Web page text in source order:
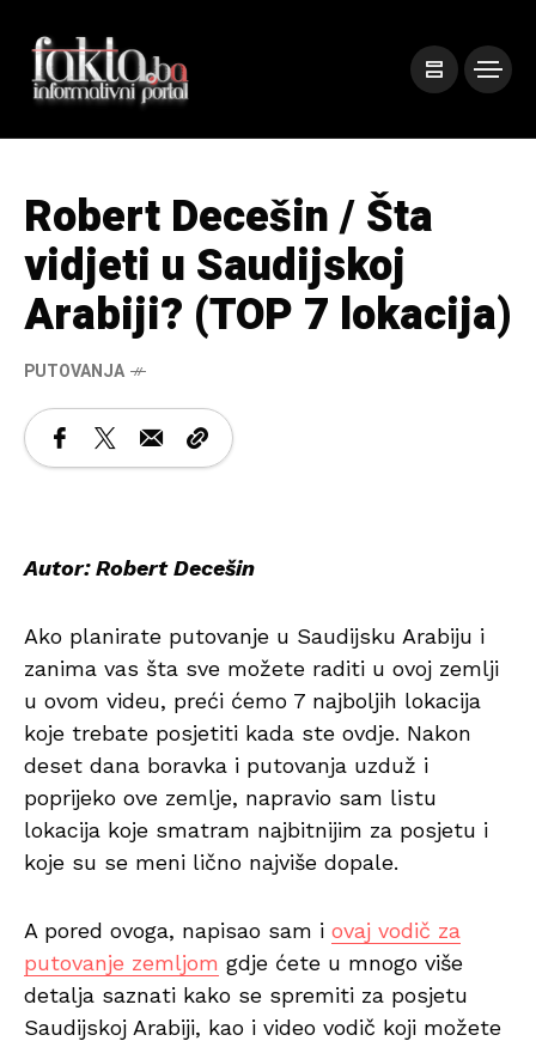
Robert Decešin / Šta
vidjeti u Saudijskoj
Arabiji? (TOP 7 lokacija)
PUTOVANJA
Autor: Robert Decešin
Ako planirate putovanje u Saudijsku Arabiju i
zanima vas šta sve možete raditi u ovoj zemlji
u ovom videu, preći ćemo 7 najboljih lokacija
koje trebate posjetiti kada ste ovdje. Nakon
deset dana boravka i putovanja uzduž i
poprijeko ove zemlje, napravio sam listu
lokacija koje smatram najbitnijim za posjetu i
koje su se meni lično najviše dopale.
A pored ovoga, napisao sam i ovaj vodič za
putovanje zemljom gdje ćete u mnogo više
detalja saznati kako se spremiti za posjetu
Saudijskoj Arabiji, kao i video vodič koji možete